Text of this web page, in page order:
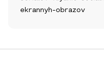
ekrannyh-obrazov